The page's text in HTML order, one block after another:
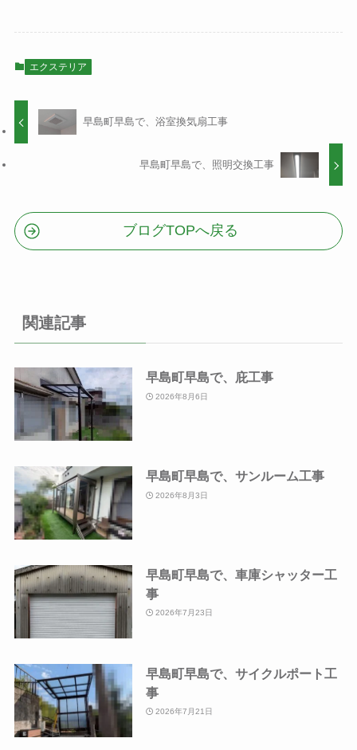
エクステリア
早島町早島で、浴室換気扇工事
早島町早島で、照明交換工事
ブログTOPへ戻る
関連記事
早島町早島で、庇工事
2026年8月6日
早島町早島で、サンルーム工事
2026年8月3日
早島町早島で、車庫シャッター工
事
2026年7月23日
早島町早島で、サイクルポート工
事
2026年7月21日